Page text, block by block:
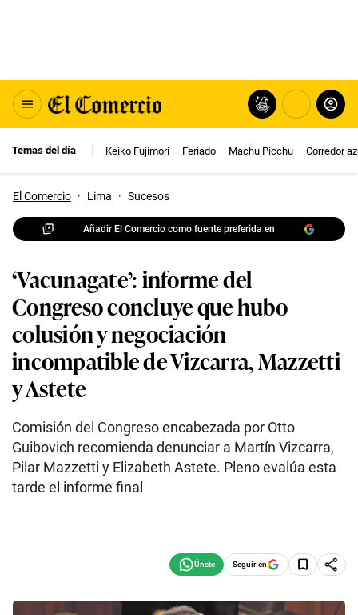
Temas del día Keiko Fujimori Feriado Machu Picchu Corredor
El Comercio · Lima · Sucesos
Añadir El Comercio como fuente preferida en
‘Vacunagate’: informe del
Congreso concluye que hubo
colusión y negociación
incompatible de Vizcarra, Mazzetti
y Astete
Comisión del Congreso encabezada por Otto
Guibovich recomienda denunciar a Martín Vizcarra,
Pilar Mazzetti y Elizabeth Astete. Pleno evalúa esta
tarde el informe final
Seguir en